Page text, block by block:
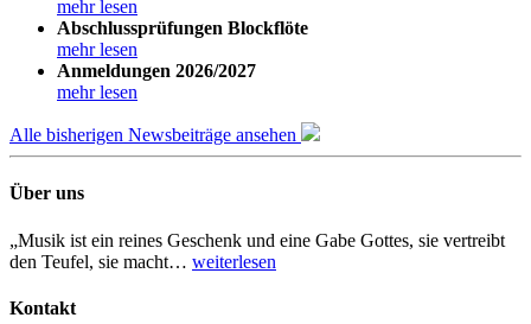
mehr lesen
Abschlussprüfungen Blockflöte
mehr lesen
Anmeldungen 2026/2027
mehr lesen
Alle bisherigen Newsbeiträge ansehen
Über uns
„Musik ist ein reines Geschenk und eine Gabe Gottes, sie vertreibt
den Teufel, sie macht… weiterlesen
Kontakt